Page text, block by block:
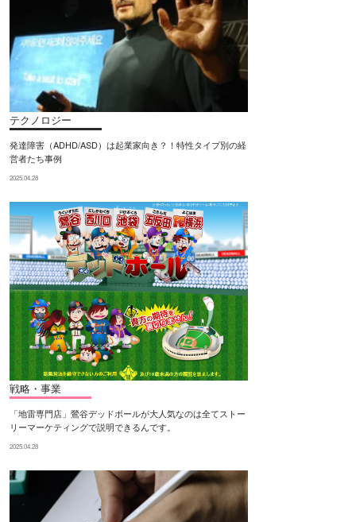
テクノロジー
発達障害（ADHD/ASD）は起業家向き？！特性タイプ別の経
営者たち事例
2025.04.28
戦略・事業
「地雷専門店」鶯谷デッドボールが大人気なのは全てストー
リーマーケティングで説明できるんです。
2025.04.28